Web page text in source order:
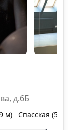
д.6Б
м) Спасская